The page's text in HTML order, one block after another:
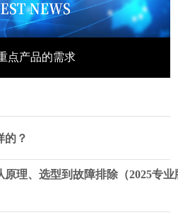
点产品的需求
的？
理、选型到故障排除（2025专业